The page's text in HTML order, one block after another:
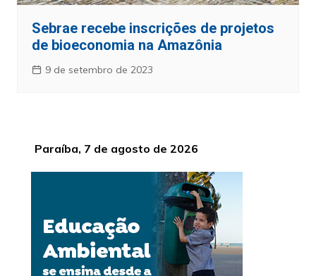
Sebrae recebe inscrições de projetos
de bioeconomia na Amazônia
9 de setembro de 2023
Paraíba, 7 de agosto de 2026